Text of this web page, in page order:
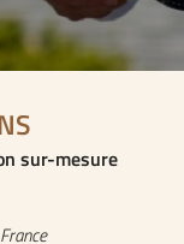
04 66 48 21
sur-mesure